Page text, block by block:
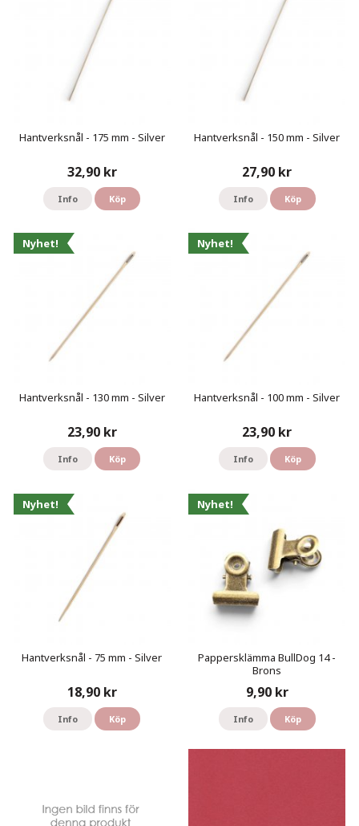
Hantverksnål - 175 mm - Silver
32,90 kr
Info Köp
Hantverksnål - 150 mm - Silver
27,90 kr
Info Köp
Nyhet!
Hantverksnål - 130 mm - Silver
23,90 kr
Info Köp
Nyhet!
Hantverksnål - 100 mm - Silver
23,90 kr
Info Köp
Nyhet!
Hantverksnål - 75 mm - Silver
18,90 kr
Info Köp
Nyhet!
Pappersklämma BullDog 14 -
Brons
9,90 kr
Info Köp